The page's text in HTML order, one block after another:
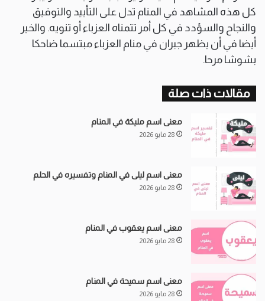
كل هذه المشاهد في المنام تدل على التأييد والتوفيق
والنجاح والسؤدد في كل أمر تتمناه العزباء أو تنويه. والخير
أيضا في أن يظهر جبران في منام العزباء مبتسما ضاحكا
بشوشا مرحا.
مقالات ذات صلة
معنى اسم مليكة في المنام
28 مايو 2026
معنى اسم ليلى في المنام وتفسيره في الحلم
28 مايو 2026
معنى اسم يعقوب في المنام
28 مايو 2026
معنى اسم سميحة في المنام
28 مايو 2026